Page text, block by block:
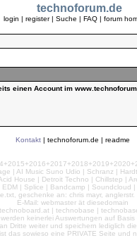
technoforum.de
login | register | Suche | FAQ| forum
einen Account im
Kontakt | technoforum.de | readme
| AI Music Suno Udio | Schranz |
House | Detroit Techno | Chillstep
| Splice | Bandcamp | Soundcloud
geschenke an: chris mayr,
E-Mail: webmaster ät diesedomain
| technobase |
keinerlei Auswertungen auf
weiter und speichern lediglich
das sowieso eine PRIVATE Seite und